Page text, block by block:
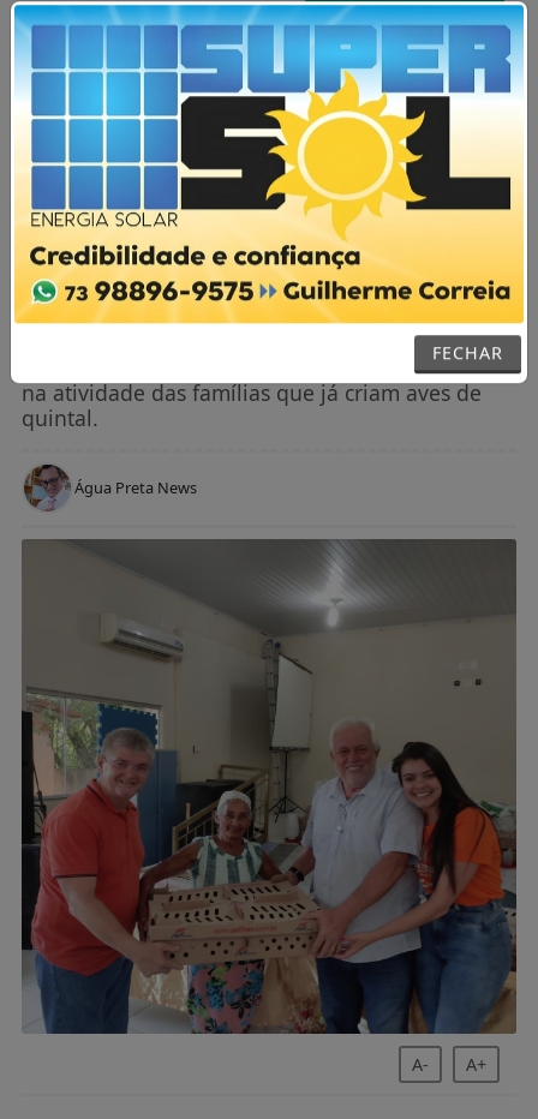
AGORA AO VIVO
FECHAR
NOTÍCIAS / POLÍTICA
Prefeitura lança Projeto de Produção
de Ovos Caipira em Itanhém
Para o vice-prefeito Alex Chaves, o projeto soma
na atividade das famílias que já criam aves de
quintal.
Água Preta News
A- A+